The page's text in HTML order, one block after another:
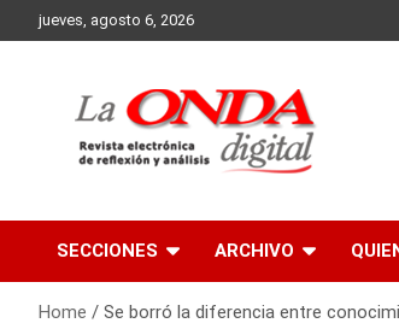
to
jueves, agosto 6, 2026
SECCIONES ARCHIVO
Home Se borró la diferencia entre